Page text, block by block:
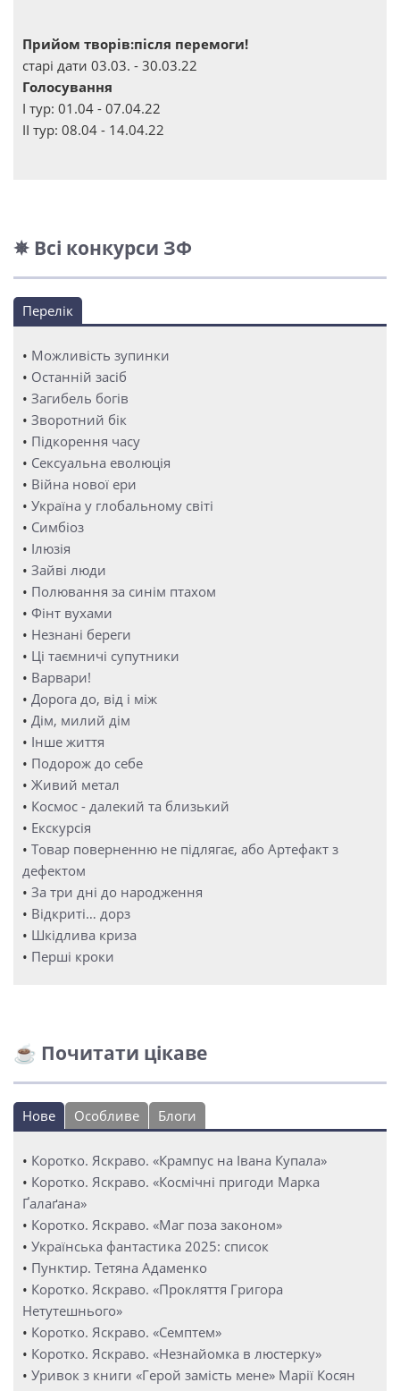
Прийом творів:після перемоги!
старі дати 03.03. - 30.03.22
Голосування
І тур: 01.04 - 07.04.22
ІІ тур: 08.04 - 14.04.22
✵ Всі конкурси ЗФ
Перелік
• Можливість зупинки
• Останній засіб
• Загибель богів
• Зворотний бік
• Підкорення часу
• Сексуальна еволюція
• Війна нової ери
• Україна у глобальному світі
• Симбіоз
• Ілюзія
• Зайві люди
• Полювання за синім птахом
• Фінт вухами
• Незнані береги
• Ці таємничі супутники
• Варвари!
• Дорога до, від і між
• Дім, милий дім
• Інше життя
• Подорож до себе
• Живий метал
• Космос - далекий та близький
• Екскурсія
• Товар поверненню не підлягає, або Артефакт з
дефектом
• За три дні до народження
• Відкриті… дорз
• Шкідлива криза
• Перші кроки
☕ Почитати цікаве
Нове Особливе Блоги
• Коротко. Яскраво. «Крампус на Івана Купала»
• Коротко. Яскраво. «Космічні пригоди Марка
Ґалаґана»
• Коротко. Яскраво. «Маг поза законом»
• Українська фантастика 2025: список
• Пунктир. Тетяна Адаменко
• Коротко. Яскраво. «Прокляття Григора
Нетутешнього»
• Коротко. Яскраво. «Семптем»
• Коротко. Яскраво. «Незнайомка в люстерку»
• Уривок з книги «Герой замість мене» Марії Косян